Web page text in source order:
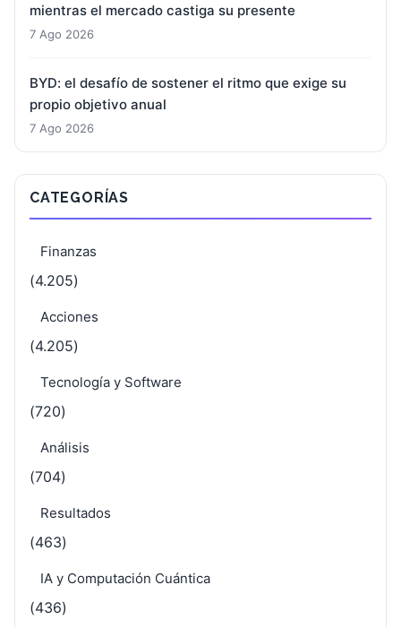
mientras el mercado castiga su presente
7 Ago 2026
BYD: el desafío de sostener el ritmo que exige su
propio objetivo anual
7 Ago 2026
CATEGORÍAS
Finanzas
(4.205)
Acciones
(4.205)
Tecnología y Software
(720)
Análisis
(704)
Resultados
(463)
IA y Computación Cuántica
(436)